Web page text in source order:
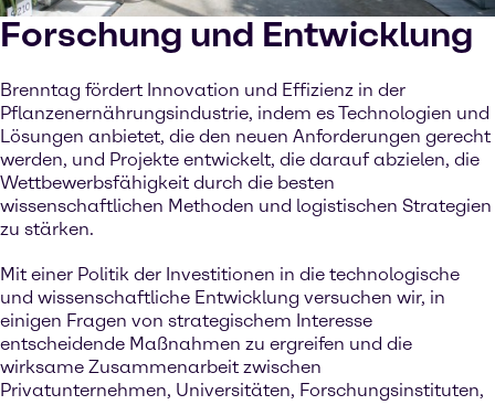
Forschung und Entwicklung
Brenntag fördert Innovation und Effizienz in der
Pflanzenernährungsindustrie, indem es Technologien und
Lösungen anbietet, die den neuen Anforderungen gerecht
werden, und Projekte entwickelt, die darauf abzielen, die
Wettbewerbsfähigkeit durch die besten
wissenschaftlichen Methoden und logistischen Strategien
zu stärken.
Mit einer Politik der Investitionen in die technologische
und wissenschaftliche Entwicklung versuchen wir, in
einigen Fragen von strategischem Interesse
entscheidende Maßnahmen zu ergreifen und die
wirksame Zusammenarbeit zwischen
Privatunternehmen, Universitäten, Forschungsinstituten,